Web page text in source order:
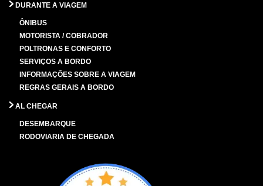
DURANTE A VIAGEM
ÔNIBUS
MOTORISTA / COBRADOR
POLTRONAS E CONFORTO
SERVIÇOS A BORDO
INFORMAÇÕES SOBRE A VIAGEM
REGRAS GERAIS A BORDO
AL CHEGAR
DESEMBARQUE
RODOVIARIA DE CHEGADA